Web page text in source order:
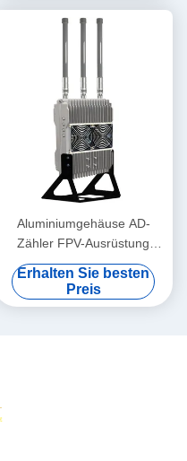
Aluminiumgehäuse AD-
Zähler FPV-Ausrüstung
900MHz 2,4 GHz 5,8 GHz
150W mit Kühlventilator
Erhalten Sie besten
Preis